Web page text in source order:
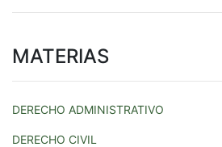
MATERIAS
DERECHO ADMINISTRATIVO
DERECHO CIVIL